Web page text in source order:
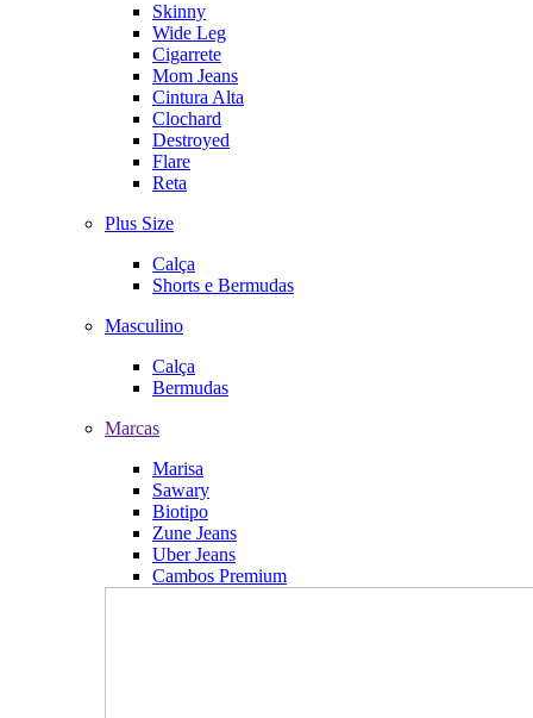
Skinny
Wide Leg
Cigarrete
Mom Jeans
Cintura Alta
Clochard
Destroyed
Flare
Reta
Plus Size
Calça
Shorts e Bermudas
Masculino
Calça
Bermudas
Marcas
Marisa
Sawary
Biotipo
Zune Jeans
Uber Jeans
Cambos Premium